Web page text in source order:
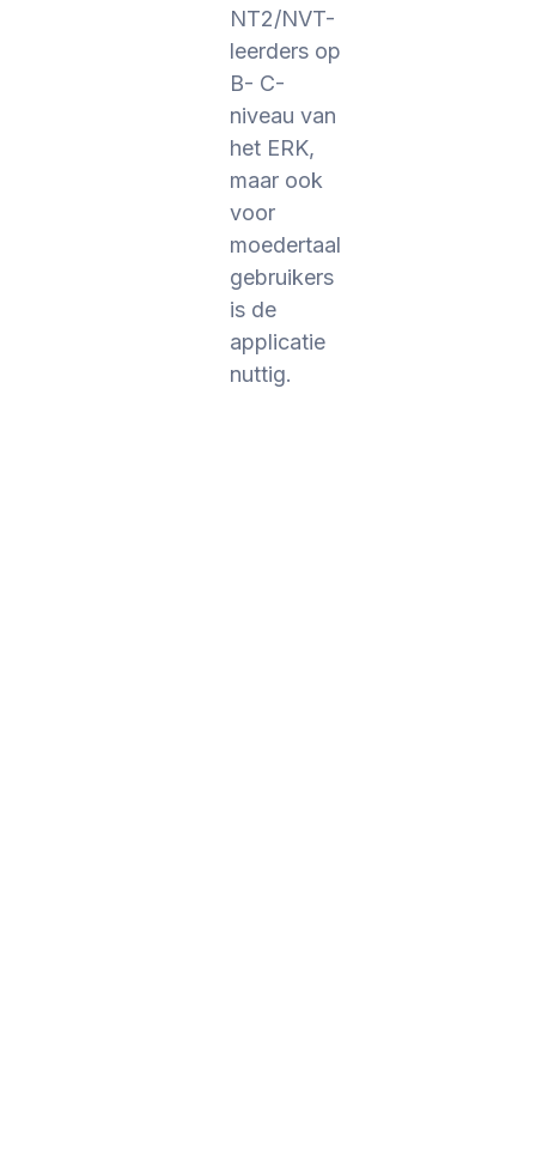
NT2/NVT-
leerders op
B- C-
niveau van
het ERK,
maar ook
voor
moedertaal
gebruikers
is de
applicatie
nuttig.